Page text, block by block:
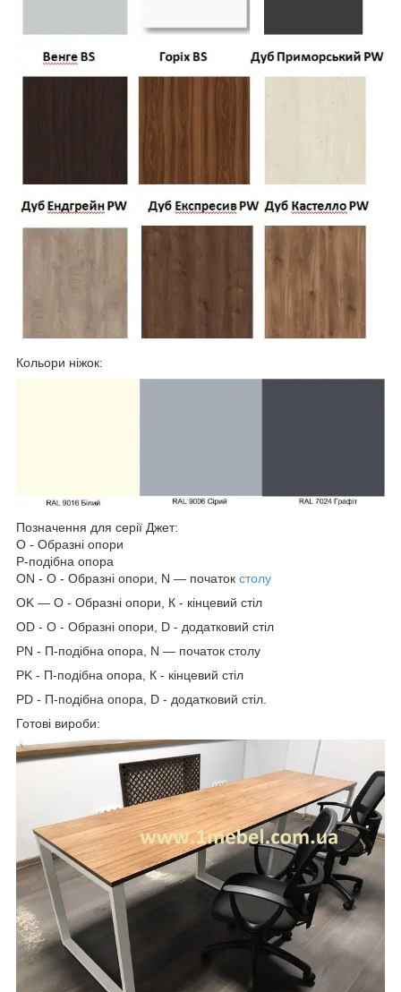
Кольори ніжок:
Позначення для серії Джет:
О - Образні опори
Р-подібна опора
ON - O - Образні опори, N — початок столу
OK — O - Образні опори, К - кінцевий стіл
OD - O - Образні опори, D - додатковий стіл
PN - П-подібна опора, N — початок столу
PK - П-подібна опора, К - кінцевий стіл
PD - П-подібна опора, D - додатковий стіл.
Готові вироби: